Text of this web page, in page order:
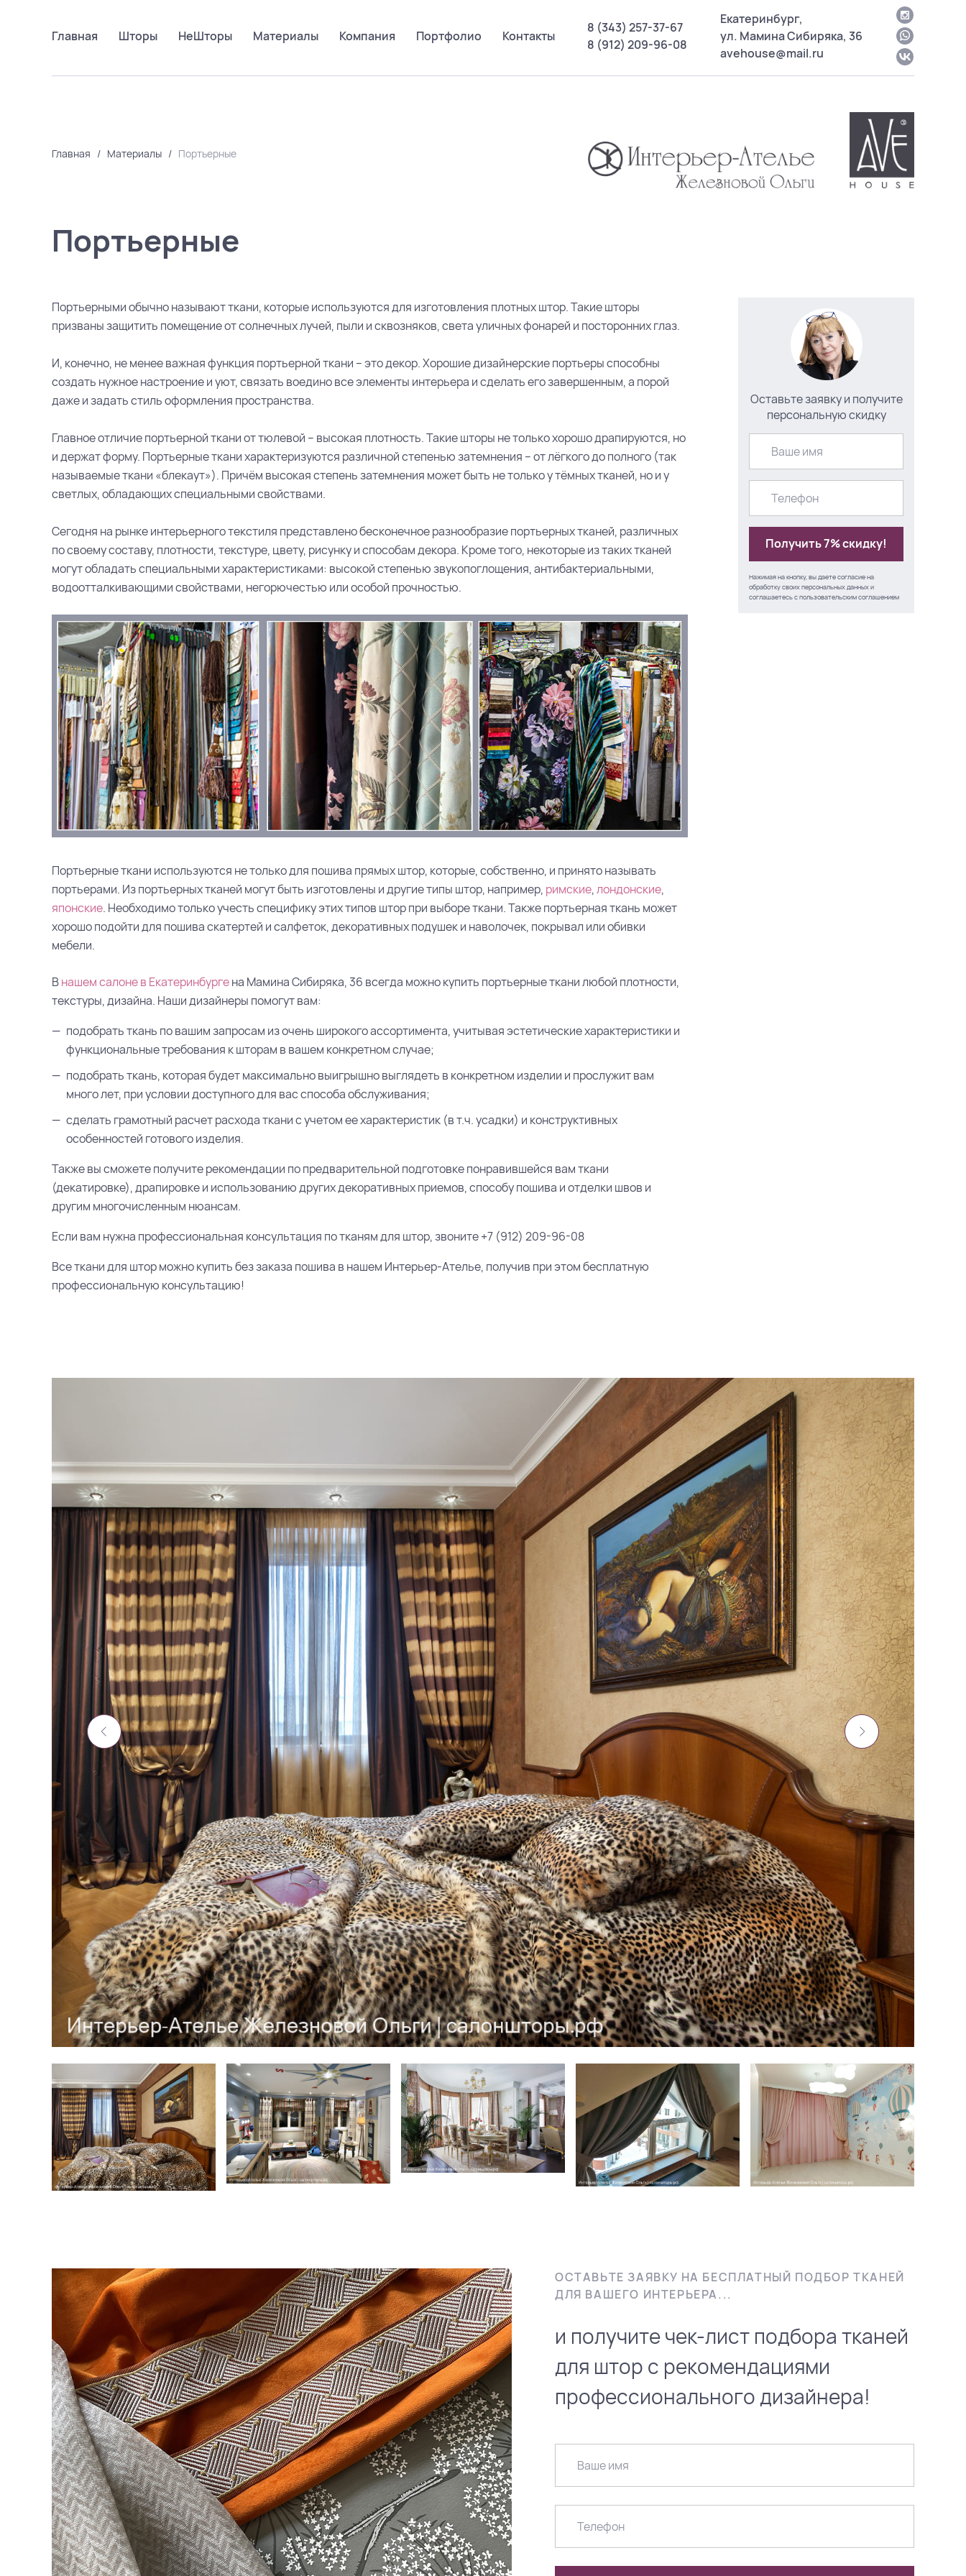
Главная Шторы НеШторы Материалы Компания Портфолио Контакты
8 (343) 257-37-67
8 (912) 209-96-08
Екатеринбург,
ул. Мамина Сибиряка, 36
avehouse@mail.ru
Главная / Материалы / Портьерные
Портьерные
Портьерными обычно называют ткани, которые используются для изготовления плотных штор. Такие шторы
призваны защитить помещение от солнечных лучей, пыли и сквозняков, света уличных фонарей и посторонних глаз.
И, конечно, не менее важная функция портьерной ткани – это декор. Хорошие дизайнерские портьеры способны
создать нужное настроение и уют, связать воедино все элементы интерьера и сделать его завершенным, а порой
даже и задать стиль оформления пространства.
Главное отличие портьерной ткани от тюлевой – высокая плотность. Такие шторы не только хорошо драпируются, но
и держат форму. Портьерные ткани характеризуются различной степенью затемнения – от лёгкого до полного (так
называемые ткани «блекаут»). Причём высокая степень затемнения может быть не только у тёмных тканей, но и у
светлых, обладающих специальными свойствами.
Сегодня на рынке интерьерного текстиля представлено бесконечное разнообразие портьерных тканей, различных
по своему составу, плотности, текстуре, цвету, рисунку и способам декора. Кроме того, некоторые из таких тканей
могут обладать специальными характеристиками: высокой степенью звукопоглощения, антибактериальными,
водоотталкивающими свойствами, негорючестью или особой прочностью.
Портьерные ткани используются не только для пошива прямых штор, которые, собственно, и принято называть
портьерами. Из портьерных тканей могут быть изготовлены и другие типы штор, например, римские,лондонские,
японские. Необходимо только учесть специфику этих типов штор при выборе ткани. Также портьерная ткань может
хорошо подойти для пошива скатертей и салфеток, декоративных подушек и наволочек, покрывал или обивки
мебели.
Внашем салоне в Екатеринбургена Мамина Сибиряка, 36 всегда можно купить портьерные ткани любой плотности,
текстуры, дизайна. Наши дизайнеры помогут вам:
подобрать ткань по вашим запросам из очень широкого ассортимента, учитывая эстетические характеристики и
функциональные требования к шторам в вашем конкретном случае;
подобрать ткань, которая будет максимально выигрышно выглядеть в конкретном изделии и прослужит вам
много лет, при условии доступного для вас способа обслуживания;
сделать грамотный расчет расхода ткани с учетом ее характеристик (в т.ч. усадки) и конструктивных
особенностей готового изделия.
Также вы сможете получите рекомендации по предварительной подготовке понравившейся вам ткани
(декатировке), драпировке и использованию других декоративных приемов, способу пошива и отделки швов и
другим многочисленным нюансам.
Если вам нужна профессиональная консультация по тканям для штор, звоните +7 (912) 209-96-08
Все ткани для штор можно купить без заказа пошива в нашем Интерьер-Ателье, получив при этом бесплатную
профессиональную консультацию!
Оставьте заявку и получите
персональную скидку
Получить 7% скидку!
Нажимая на кнопку, вы даете согласие на
обработку своих персональных данных и
соглашаетесь спользовательским соглашением
ОСТАВЬТЕ ЗАЯВКУ НА БЕСПЛАТНЫЙ ПОДБОР ТКАНЕЙ
ДЛЯ ВАШЕГО ИНТЕРЬЕРА...
и получите чек-лист подбора тканей
для штор с рекомендациями
профессионального дизайнера!